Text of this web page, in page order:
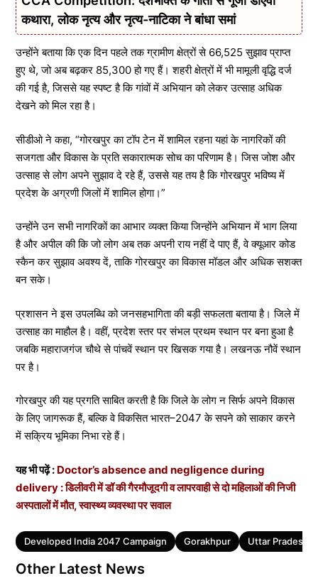
कथारा, लोक नृत्य और नृत्य-नाटिका ने बांधा समां
उन्होंने बताया कि एक दिन पहले तक ग्रामीण क्षेत्रों से 66,525 सुझाव प्राप्त
हुए थे, जो अब बढ़कर 85,300 हो गए हैं। शहरी क्षेत्रों में भी मामूली वृद्धि दर्ज
की गई है, जिससे यह स्पष्ट है कि गांवों में अभियान को लेकर उत्साह अधिक
देखने को मिल रहा है।
सीडीओ ने कहा, “गोरखपुर का टॉप टेन में शामिल रहना यहां के नागरिकों की
सजगता और विकास के प्रति सकारात्मक सोच का परिणाम है। जिस जोश और
उत्साह से लोग अपने सुझाव दे रहे हैं, उससे यह तय है कि गोरखपुर भविष्य में
प्रदेश के अग्रणी जिलों में शामिल होगा।”
उन्होंने उन सभी नागरिकों का आभार व्यक्त किया जिन्होंने अभियान में भाग लिया
है और अपील की कि जो लोग अब तक अपनी राय नहीं दे पाए हैं, वे क्यूआर कोड
स्कैन कर सुझाव अवश्य दें, ताकि गोरखपुर का विकास मॉडल और अधिक सशक्त
बन सके।
प्रशासन ने इस उपलब्धि को जनसहभागिता की बड़ी सफलता बताया है। जिले में
उत्साह का माहौल है। वहीं, प्रदेश स्तर पर संभल प्रथम स्थान पर बना हुआ है
जबकि महाराजगंज चौथे से पांचवें स्थान पर खिसक गया है। लखनऊ नौवें स्थान
पर है।
गोरखपुर की यह प्रगति साबित करती है कि जिले के लोग न सिर्फ अपने विकास
के लिए जागरूक हैं, बल्कि वे विकसित भारत–2047 के सपने को साकार करने
में सक्रिय भूमिका निभा रहे हैं।
यह भी पढ़ें : Doctor’s absence and negligence during
delivery : डिलीवरी में डॉ की गैरमौजूदगी व लापरवाही से दो महिलाओं की निजी
अस्पतालों में मौत, स्वास्थ्य व्यवस्था पर सवाल
Tags
Developed India 2047 Campaign Gorakhpur Uttar Pradesh
Other Latest News